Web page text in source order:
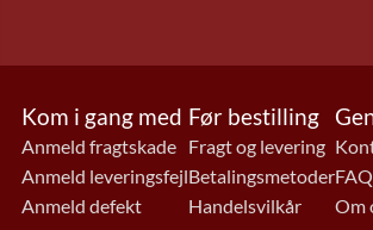
Kom i gang med
Anmeld fragtskade
Anmeld leveringsfejl
Anmeld defekt
Før bestilling
Fragt og levering
Betalingsmetoder
Handelsvilkår
FAQ
Om